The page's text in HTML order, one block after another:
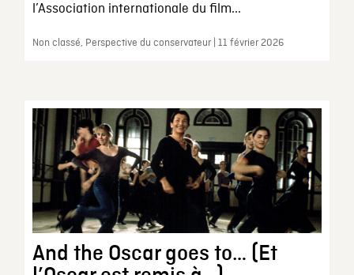
l’Association internationale du film...
Non classé, Perspective du conservateur | 11 février 2026
And the Oscar goes to… (Et